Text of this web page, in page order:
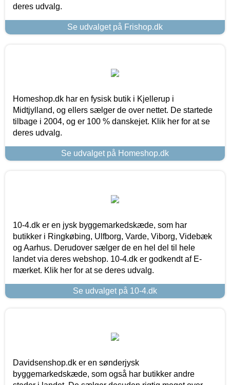
deres udvalg.
Se udvalget på Frishop.dk
Homeshop.dk har en fysisk butik i Kjellerup i
Midtjylland, og ellers sælger de over nettet. De startede
tilbage i 2004, og er 100 % danskejet. Klik her for at se
deres udvalg.
Se udvalget på Homeshop.dk
10-4.dk er en jysk byggemarkedskæde, som har
butikker i Ringkøbing, Ulfborg, Varde, Viborg, Videbæk
og Aarhus. Derudover sælger de en hel del til hele
landet via deres webshop. 10-4.dk er godkendt af E-
mærket. Klik her for at se deres udvalg.
Se udvalget på 10-4.dk
Davidsenshop.dk er en sønderjysk
byggemarkedskæde, som også har butikker andre